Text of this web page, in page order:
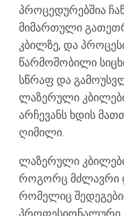
პროცედურებშია
მიმართული
კბილზე, და
წარმოშობილი
სწრაფ და
ლაზერული
არჩევანს ხდის
ღიმილი.
ლაზერული
როგორც მძლავრი
რომელიც